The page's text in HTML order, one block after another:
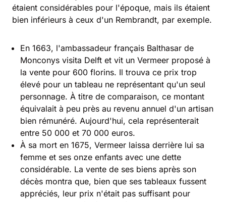
étaient considérables pour l'époque, mais ils étaient
bien inférieurs à ceux d'un Rembrandt, par exemple.
En 1663, l'ambassadeur français Balthasar de
Monconys visita Delft et vit un Vermeer proposé à
la vente pour 600 florins. Il trouva ce prix trop
élevé pour un tableau ne représentant qu'un seul
personnage. À titre de comparaison, ce montant
équivalait à peu près au revenu annuel d'un artisan
bien rémunéré. Aujourd'hui, cela représenterait
entre 50 000 et 70 000 euros.
À sa mort en 1675, Vermeer laissa derrière lui sa
femme et ses onze enfants avec une dette
considérable. La vente de ses biens après son
décès montra que, bien que ses tableaux fussent
appréciés, leur prix n'était pas suffisant pour